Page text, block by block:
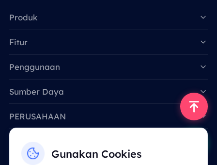
Gunakan Cookies
Produk
Fitur
Penggunaan
Sumber Daya
PERUSAHAAN
Email: support@smartproxy.org